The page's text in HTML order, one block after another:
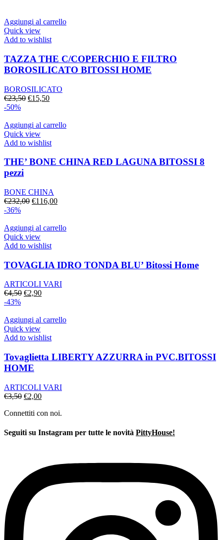
€69,00.€49,00.
Aggiungi al carrello
Quick view
Add to wishlist
TAZZA THE C/COPERCHIO E FILTRO
BOROSILICATO BITOSSI HOME
BOROSILICATO
€23,50 Il
era:
€23,50.
€15,50Il
è:
-50%
Aggiungi al carrello
Quick view
Add to wishlist
THE’ BONE CHINA RED LAGUNA BITOSSI 8
pezzi
BONE CHINA
€232,00 Il
era:
€232,00.
€116,00Il
è:
-36%
Aggiungi al carrello
Quick view
Add to wishlist
TOVAGLIA IDRO TONDA BLU’ Bitossi Home
ARTICOLI VARI
€4,50 Il
era:
€4,50.
€2,90Il
è:
-43%
Aggiungi al carrello
Quick view
Add to wishlist
Tovaglietta LIBERTY AZZURRA in PVC.BITOSSI
HOME
ARTICOLI VARI
€3,50 Il
originale
€3,50.
€2,00Il
attuale
€2,00.
Connettiti con noi.
Seguiti su Instagram per tutte le novità PittyHouse!